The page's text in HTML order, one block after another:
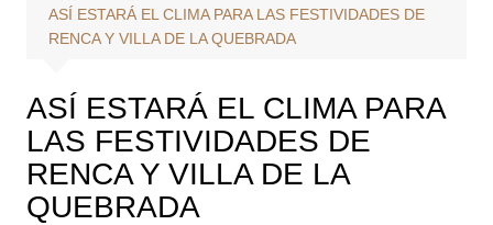
ASÍ ESTARÁ EL CLIMA PARA LAS FESTIVIDADES DE
RENCA Y VILLA DE LA QUEBRADA
ASÍ ESTARÁ EL CLIMA PARA
LAS FESTIVIDADES DE
RENCA Y VILLA DE LA
QUEBRADA